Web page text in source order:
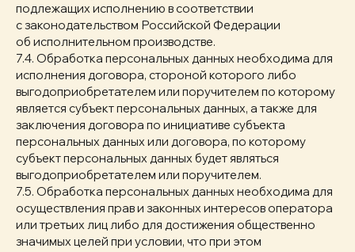
подлежащих исполнению в соответствии
с законодательством Российской Федерации
об исполнительном производстве.
7.4. Обработка персональных данных необходима для
исполнения договора, стороной которого либо
выгодоприобретателем или поручителем по которому
является субъект персональных данных, а также для
заключения договора по инициативе субъекта
персональных данных или договора, по которому
субъект персональных данных будет являться
выгодоприобретателем или поручителем.
7.5. Обработка персональных данных необходима для
осуществления прав и законных интересов оператора
или третьих лиц либо для достижения общественно
значимых целей при условии, что при этом